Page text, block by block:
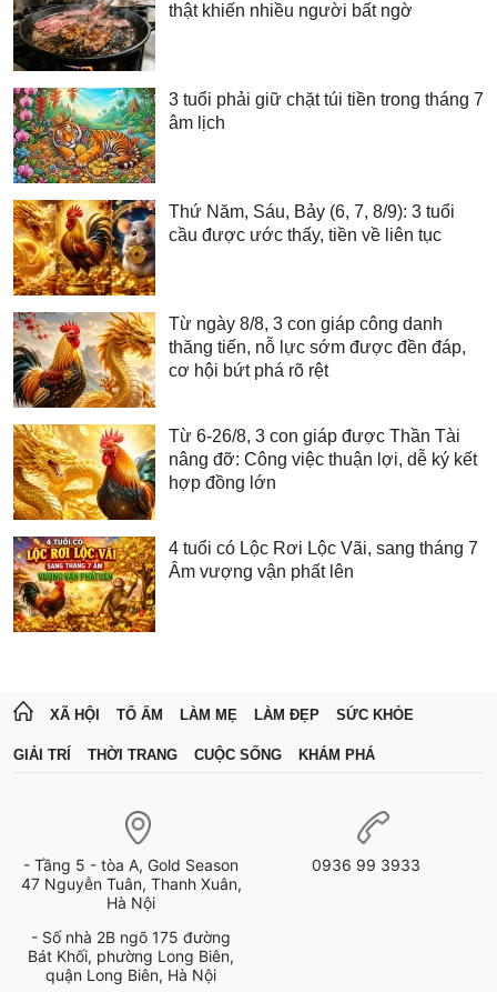
thật khiến nhiều người bất ngờ
3 tuổi phải giữ chặt túi tiền trong tháng 7
âm lịch
Thứ Năm, Sáu, Bảy (6, 7, 8/9): 3 tuổi
cầu được ước thấy, tiền về liên tục
Từ ngày 8/8, 3 con giáp công danh
thăng tiến, nỗ lực sớm được đền đáp,
cơ hội bứt phá rõ rệt
Từ 6-26/8, 3 con giáp được Thần Tài
nâng đỡ: Công việc thuận lợi, dễ ký kết
hợp đồng lớn
4 tuổi có Lộc Rơi Lộc Vãi, sang tháng 7
Âm vượng vận phất lên
XÃ HỘI TỔ ẤM LÀM MẸ LÀM ĐẸP SỨC KHỎE
GIẢI TRÍ THỜI TRANG CUỘC SỐNG KHÁM PHÁ
- Tầng 5 - tòa A, Gold Season
47 Nguyễn Tuân, Thanh Xuân,
Hà Nội
- Số nhà 2B ngõ 175 đường
Bát Khối, phường Long Biên,
quận Long Biên, Hà Nội
0936 99 3933